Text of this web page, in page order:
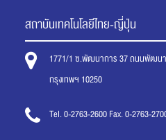
สถาบันเทคโนโลยีไทย-ญี่ปุ่น
1771/1 ซ.พัฒนาการ 37 ถนนพัฒนา
กรุงเทพฯ 10250
Tel. 0-2763-2600 Fax. 0-2763-